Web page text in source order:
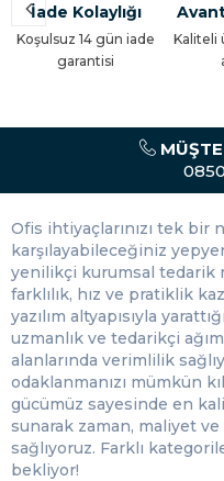
takibi sistematik bir
okuyucuların firmaların
durumdur.
Tüm özel ve kamu
Farklı işletmeleri bir
karışıklığı önlemek için yer
Çalışanların en
Herkesin girmesinin
giriş yapabileceklerin
Otellerde herkesin
alan için ayrı okuyucu
Devlet gizliliğinin en
yine güvenliği okuyucular
Plazalar birden farklı
ofisleri de içerisinde
karışıklık olmaması
Semtlerde yer alan
site sakinlerinin bilgisi
güvenliği sağlayan
İade Kolaylığı
Koşulsuz 14 gün iade
garantisi
Kaliteli
Ofis ihtiyaçlarınızı tek bir
karşılayabileceğiniz
yenilikçi kurumsal tedarik
farklılık, hız ve pratiklik
yazılım altyapısıyla
uzmanlık ve tedarikçi
alanlarında verimlilik
odaklanmanızı mümkün
gücümüz sayesinde en
sunarak zaman, maliyet
sağlıyoruz. Farklı
bekliyor!